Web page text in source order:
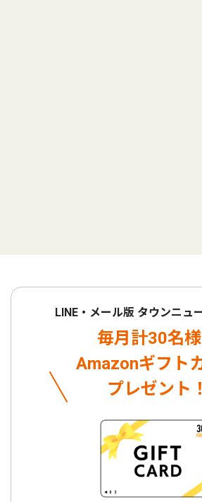
LINE・メール版 タウンニュ
毎月計30名
Amazonギフト
プレゼント！